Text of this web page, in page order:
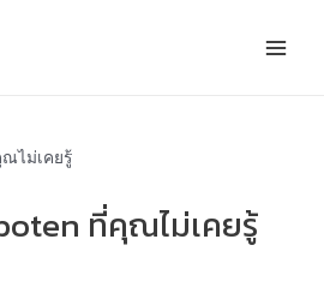
ที่คุณไม่เคยรู้